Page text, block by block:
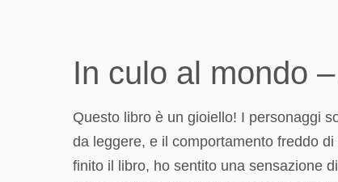
In culo al mondo
Questo libro è un gioiello! I personaggi
da leggere, e il comportamento freddo
finito il libro, ho sentito una sensazione